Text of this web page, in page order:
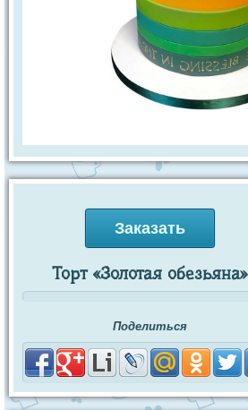
Заказать
Торт «Золотая обезьяна»
Поделиться